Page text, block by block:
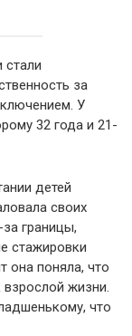
стали
за
У
32 года и 21-
детей
своих
границы,
стажировки
она поняла, что
жизни.
что